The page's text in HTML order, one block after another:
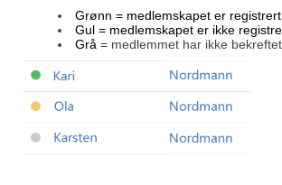
Grønn = medlemskapet er
Gul = medlemskapet er ikke
Grå = medlemmet har ikke